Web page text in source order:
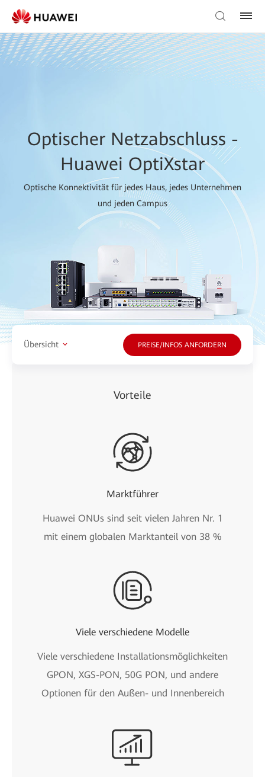
Optischer Netzabschluss -
Huawei OptiXstar
Optische Konnektivität für jedes Haus, jedes Unternehmen
und jeden Campus
Übersicht PREISE/INFOS ANFORDERN
Vorteile
Marktführer
Huawei ONUs sind seit vielen Jahren Nr. 1
mit einem globalen Marktanteil von 38 %
Viele verschiedene Modelle
Viele verschiedene Installationsmöglichkeiten
GPON, XGS-PON, 50G PON, und andere
Optionen für den Außen- und Innenbereich